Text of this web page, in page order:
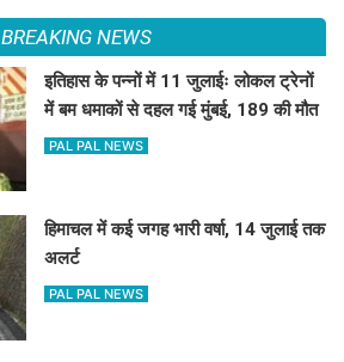
BREAKING NEWS
इतिहास के पन्नों में 11 जुलाईः लोकल ट्रेनों
में बम धमाकों से दहल गई मुंबई, 189 की मौत
PAL PAL NEWS
हिमाचल में कई जगह भारी वर्षा, 14 जुलाई तक
अलर्ट
PAL PAL NEWS